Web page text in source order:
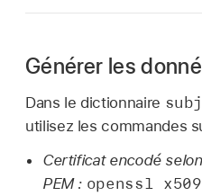
Générer les
Dans le dictionnaire
utilisez les commandes
Certificat encodé
PEM : openssl